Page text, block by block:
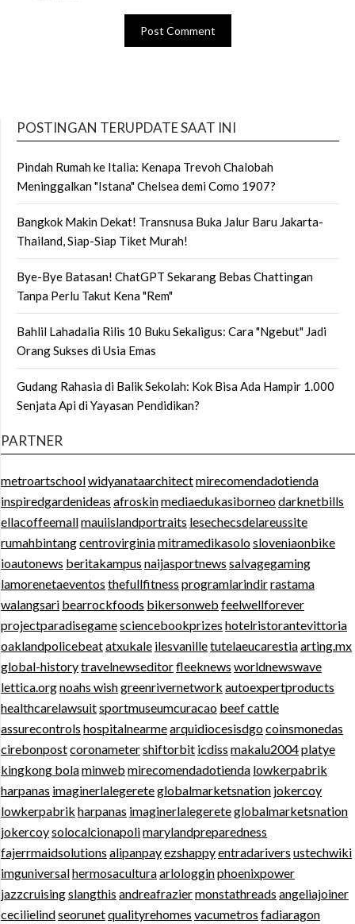
POSTINGAN TERUPDATE SAAT INI
Pindah Rumah ke Italia: Kenapa Trevoh Chalobah
Meninggalkan "Istana" Chelsea demi Como 1907?
Bangkok Makin Dekat! Transnusa Buka Jalur Baru Jakarta-
Thailand, Siap-Siap Tiket Murah!
Bye-Bye Batasan! ChatGPT Sekarang Bebas Chattingan
Tanpa Perlu Takut Kena "Rem"
Bahlil Lahadalia Rilis 10 Buku Sekaligus: Cara "Ngebut" Jadi
Orang Sukses di Usia Emas
Gudang Rahasia di Balik Sekolah: Kok Bisa Ada Hampir 1.000
Senjata Api di Yayasan Pendidikan?
PARTNER
metroartschoolwidyanataarchitectmirecomendadotienda
inspiredgardenideas afroskinmediaedukasiborneodarknetbills
ellacoffeemallmauiislandportraits lesechecsdelareussite
rumahbintangcentrovirginiamitramedikasolosloveniaonbike
ioautonews beritakampus naijasportnews salvagegaming
lamorenetaeventos thefullfitness programlarindirrastama
walangsari bearrockfoods bikersonweb feelwellforever
projectparadisegamesciencebookprizes hotelristorantevittoria
oaklandpolicebeatatxukale ilesvanilletutelaeucarestiaarting.mx
global-historytravelnewseditorfleeknews worldnewswave
lettica.orgnoahs wishgreenrivernetwork autoexpertproducts
healthcarelawsuitsportmuseumcuracao beef cattle
assurecontrols hospitalnearmearquidiocesisdgocoinsmonedas
cirebonpostcoronametershiftorbit icdiss makalu2004platye
kingkong bolaminweb mirecomendadotienda lowkerpabrik
harpanas imaginerlalegereteglobalmarketsnation jokercoy
lowkerpabrik harpanas imaginerlalegereteglobalmarketsnation
jokercoysolocalcionapolimarylandpreparedness
fajerrmaidsolutions alipanpayezshappyentradarivers ustechwiki
imguniversalhermosaculturaarlologginphoenixpower
jazzcruisingslangthis andreafraziermonstathreads angeliajoiner
cecilielindseorunetqualityrehomes vacumetros fadiaragon